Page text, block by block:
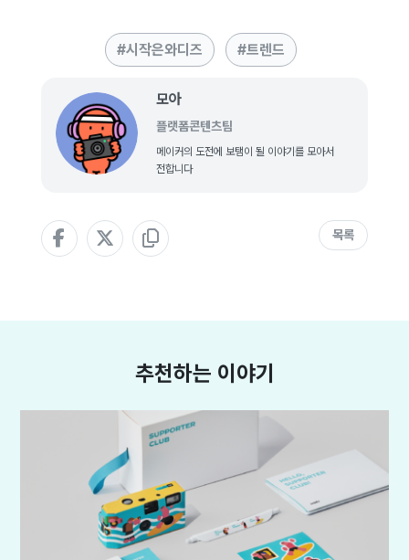
시작은와디즈 트렌드
모아
플랫폼콘텐츠팀
메이커의 도전에 보탬이 될 이야기를 모아서
전합니다
목록
추천하는 이야기